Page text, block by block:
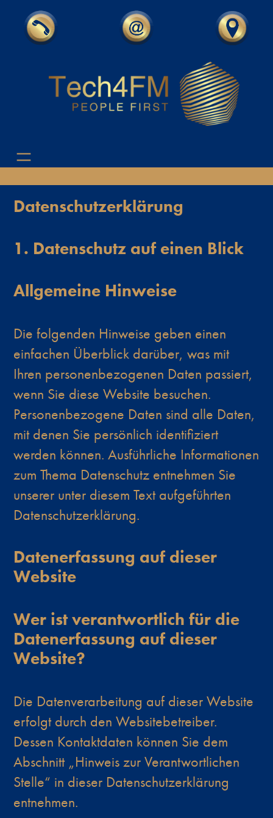
Inhalt
springen
Datenschutz­erklärung
1. Datenschutz auf einen Blick
Allgemeine Hinweise
Die folgenden Hinweise geben einen
einfachen Überblick darüber, was mit
Ihren personenbezogenen Daten passiert,
wenn Sie diese Website besuchen.
Personenbezogene Daten sind alle Daten,
mit denen Sie persönlich identifiziert
werden können. Ausführliche Informationen
zum Thema Datenschutz entnehmen Sie
unserer unter diesem Text aufgeführten
Datenschutzerklärung.
Datenerfassung auf dieser
Website
Wer ist verantwortlich für die
Datenerfassung auf dieser
Website?
Die Datenverarbeitung auf dieser Website
erfolgt durch den Websitebetreiber.
Dessen Kontaktdaten können Sie dem
Abschnitt „Hinweis zur Verantwortlichen
Stelle“ in dieser Datenschutzerklärung
entnehmen.